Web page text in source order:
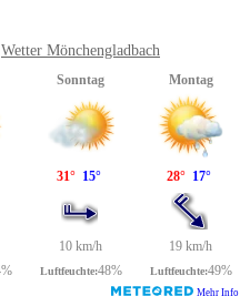
Wetter Mönchengladbach